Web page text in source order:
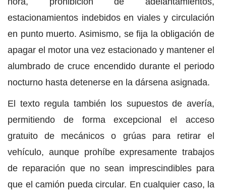
estacionamientos indebidos en viales y circulación
en punto muerto. Asimismo, se fija la obligación de
apagar el motor una vez estacionado y mantener el
alumbrado de cruce encendido durante el periodo
nocturno hasta detenerse en la dársena asignada.
El texto regula también los supuestos de avería,
permitiendo de forma excepcional el acceso
gratuito de mecánicos o grúas para retirar el
vehículo, aunque prohíbe expresamente trabajos
de reparación que no sean imprescindibles para
que el camión pueda circular. En cualquier caso, la